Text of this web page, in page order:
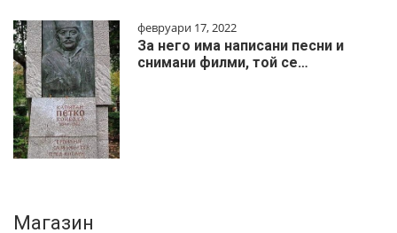
февруари 17, 2022
За него има написани песни и
снимани филми, той се…
Магазин